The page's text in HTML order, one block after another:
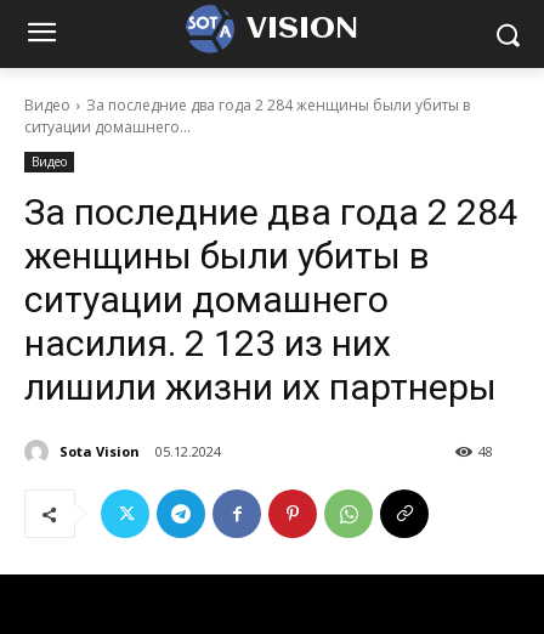
VISION
Видео
За последние два года 2 284 женщины были убиты в
ситуации домашнего...
Видео
За последние два года 2 284
женщины были убиты в
ситуации домашнего
насилия. 2 123 из них
лишили жизни их партнеры
Sota Vision 05.12.2024 48